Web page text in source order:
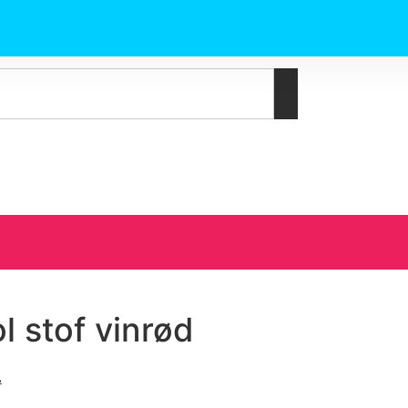
stof vinrød